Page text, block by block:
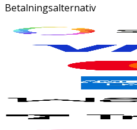
Betalningsalternativ